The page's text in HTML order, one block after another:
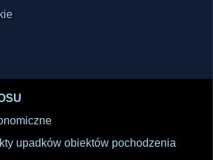
upadków obiektów pochodzenia